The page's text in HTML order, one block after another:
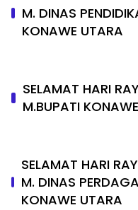
M. DINAS
KONAWE UTARA
SELAMAT HARI
M.BUPATI
SELAMAT HARI
M. DINAS
KONAWE UTARA